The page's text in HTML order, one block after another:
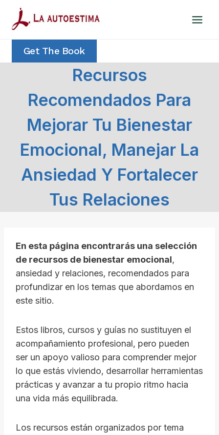
Saltar
contenido
Get The Book
Recursos
Recomendados Para
Mejorar Tu Bienestar
Emocional, Manejar La
Ansiedad Y Fortalecer
Tus Relaciones
En esta página encontrarás una selección
de recursos de bienestar emocional,
ansiedad y relaciones, recomendados para
profundizar en los temas que abordamos en
este sitio.
Estos libros, cursos y guías no sustituyen el
acompañamiento profesional, pero pueden
ser un apoyo valioso para comprender mejor
lo que estás viviendo, desarrollar herramientas
prácticas y avanzar a tu propio ritmo hacia
una vida más equilibrada.
Los recursos están organizados por tema